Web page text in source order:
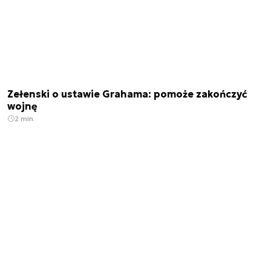
Zełenski o ustawie Grahama: pomoże zakończyć
wojnę
2 min.